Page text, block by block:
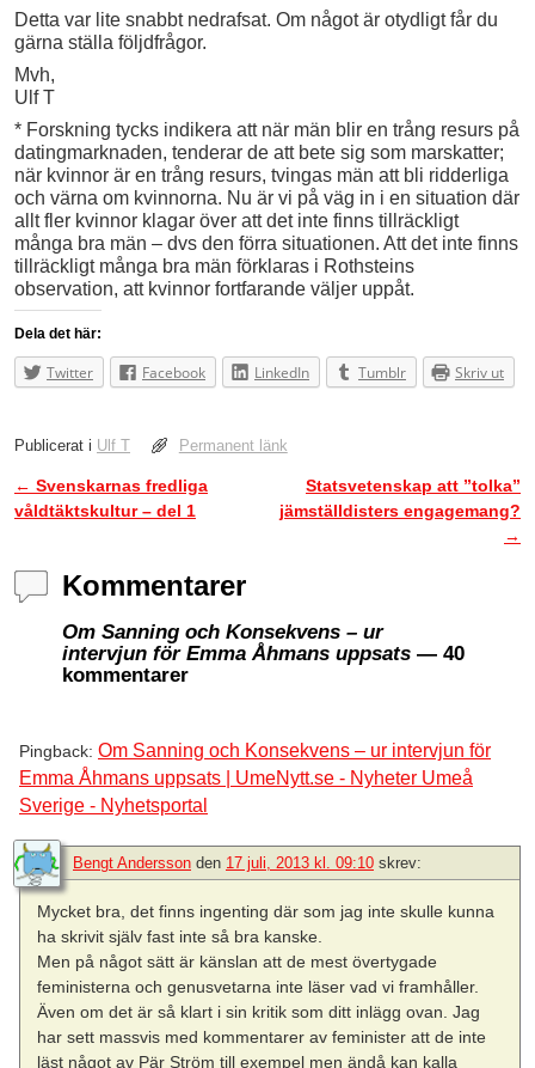
Detta var lite snabbt nedrafsat. Om något är otydligt får du
gärna ställa följdfrågor.
Mvh,
Ulf T
* Forskning tycks indikera att när män blir en trång resurs på
datingmarknaden, tenderar de att bete sig som marskatter;
när kvinnor är en trång resurs, tvingas män att bli ridderliga
och värna om kvinnorna. Nu är vi på väg in i en situation där
allt fler kvinnor klagar över att det inte finns tillräckligt
många bra män – dvs den förra situationen. Att det inte finns
tillräckligt många bra män förklaras i Rothsteins
observation, att kvinnor fortfarande väljer uppåt.
Dela det här:
Twitter Facebook LinkedIn Tumblr Skriv ut
Publicerat i Ulf T Permanent länk
Inläggsnavigering
← Svenskarnas fredliga
våldtäktskultur – del 1
Statsvetenskap att ”tolka”
jämställdisters engagemang?
→
Kommentarer
Om Sanning och Konsekvens – ur
intervjun för Emma Åhmans uppsats — 40
kommentarer
Pingback: Om Sanning och Konsekvens – ur intervjun för
Emma Åhmans uppsats | UmeNytt.se - Nyheter Umeå
Sverige - Nyhetsportal
Bengt Andersson den 17 juli, 2013 kl. 09:10 skrev:
Mycket bra, det finns ingenting där som jag inte skulle kunna
ha skrivit själv fast inte så bra kanske.
Men på något sätt är känslan att de mest övertygade
feministerna och genusvetarna inte läser vad vi framhåller.
Även om det är så klart i sin kritik som ditt inlägg ovan. Jag
har sett massvis med kommentarer av feminister att de inte
läst något av Pär Ström till exempel men ändå kan kalla